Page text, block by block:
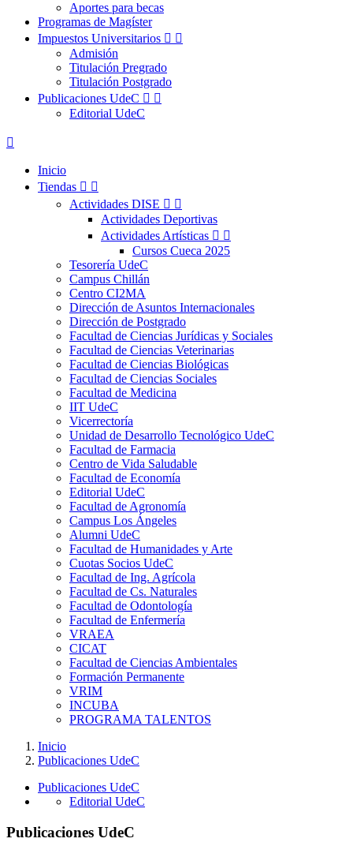
Aportes para becas
Programas de Magíster
Impuestos Universitarios  
Admisión
Titulación Pregrado
Titulación Postgrado
Publicaciones UdeC  
Editorial UdeC

Inicio
Tiendas  
Actividades DISE  
Actividades Deportivas
Actividades Artísticas  
Cursos Cueca 2025
Tesorería UdeC
Campus Chillán
Centro CI2MA
Dirección de Asuntos Internacionales
Dirección de Postgrado
Facultad de Ciencias Jurídicas y Sociales
Facultad de Ciencias Veterinarias
Facultad de Ciencias Biológicas
Facultad de Ciencias Sociales
Facultad de Medicina
IIT UdeC
Vicerrectoría
Unidad de Desarrollo Tecnológico UdeC
Facultad de Farmacia
Centro de Vida Saludable
Facultad de Economía
Editorial UdeC
Facultad de Agronomía
Campus Los Ángeles
Alumni UdeC
Facultad de Humanidades y Arte
Cuotas Socios UdeC
Facultad de Ing. Agrícola
Facultad de Cs. Naturales
Facultad de Odontología
Facultad de Enfermería
VRAEA
CICAT
Facultad de Ciencias Ambientales
Formación Permanente
VRIM
INCUBA
PROGRAMA TALENTOS
Inicio
Publicaciones UdeC
Publicaciones UdeC
Editorial UdeC
Publicaciones UdeC